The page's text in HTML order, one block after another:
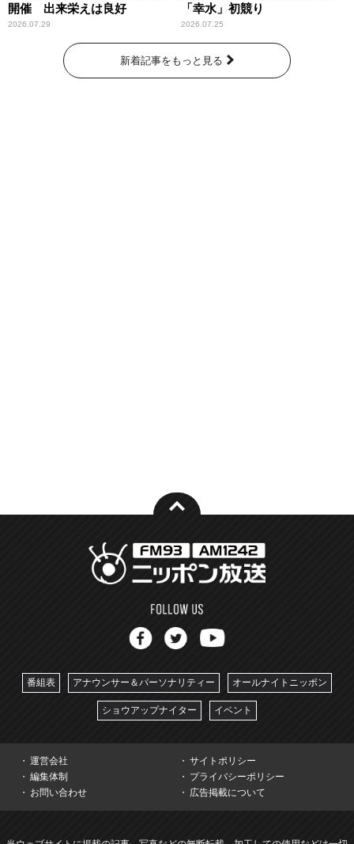
開催 出来栄えは良好
2026.07.29
「幸水」初競り
2026.07.25
新着記事をもっと見る
番組表 アナウンサー＆パーソナリティー オールナイトニッポン
ショウアップナイター イベント
運営会社
サイトポリシー
編集体制
プライバシーポリシー
お問い合わせ
広告掲載について